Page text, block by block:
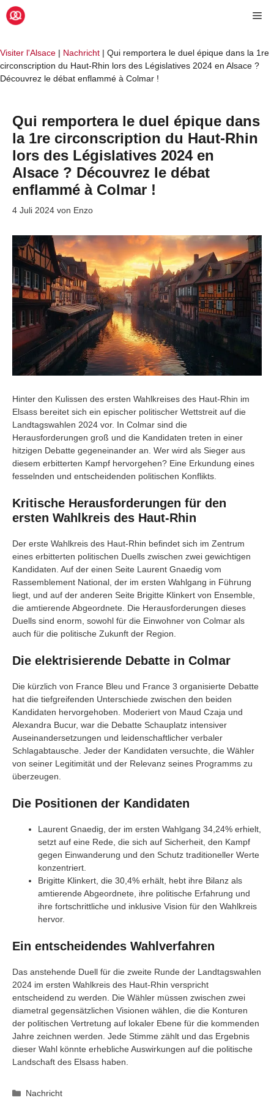
Zum
Inhalt
Visiter l'Alsace | Nachricht | Qui remportera le duel épique dans la 1re
circonscription du Haut-Rhin lors des Législatives 2024 en Alsace ?
Découvrez le débat enflammé à Colmar !
Qui remportera le duel épique dans
la 1re circonscription du Haut-Rhin
lors des Législatives 2024 en
Alsace ? Découvrez le débat
enflammé à Colmar !
4 Juli 2024 von Enzo
Hinter den Kulissen des ersten Wahlkreises des Haut-Rhin im
Elsass bereitet sich ein epischer politischer Wettstreit auf die
Landtagswahlen 2024 vor. In Colmar sind die
Herausforderungen groß und die Kandidaten treten in einer
hitzigen Debatte gegeneinander an. Wer wird als Sieger aus
diesem erbitterten Kampf hervorgehen? Eine Erkundung eines
fesselnden und entscheidenden politischen Konflikts.
Kritische Herausforderungen für den
ersten Wahlkreis des Haut-Rhin
Der erste Wahlkreis des Haut-Rhin befindet sich im Zentrum
eines erbitterten politischen Duells zwischen zwei gewichtigen
Kandidaten. Auf der einen Seite Laurent Gnaedig vom
Rassemblement National, der im ersten Wahlgang in Führung
liegt, und auf der anderen Seite Brigitte Klinkert von Ensemble,
die amtierende Abgeordnete. Die Herausforderungen dieses
Duells sind enorm, sowohl für die Einwohner von Colmar als
auch für die politische Zukunft der Region.
Die elektrisierende Debatte in Colmar
Die kürzlich von France Bleu und France 3 organisierte Debatte
hat die tiefgreifenden Unterschiede zwischen den beiden
Kandidaten hervorgehoben. Moderiert von Maud Czaja und
Alexandra Bucur, war die Debatte Schauplatz intensiver
Auseinandersetzungen und leidenschaftlicher verbaler
Schlagabtausche. Jeder der Kandidaten versuchte, die Wähler
von seiner Legitimität und der Relevanz seines Programms zu
überzeugen.
Die Positionen der Kandidaten
Laurent Gnaedig, der im ersten Wahlgang 34,24% erhielt,
setzt auf eine Rede, die sich auf Sicherheit, den Kampf
gegen Einwanderung und den Schutz traditioneller Werte
konzentriert.
Brigitte Klinkert, die 30,4% erhält, hebt ihre Bilanz als
amtierende Abgeordnete, ihre politische Erfahrung und
ihre fortschrittliche und inklusive Vision für den Wahlkreis
hervor.
Ein entscheidendes Wahlverfahren
Das anstehende Duell für die zweite Runde der Landtagswahlen
2024 im ersten Wahlkreis des Haut-Rhin verspricht
entscheidend zu werden. Die Wähler müssen zwischen zwei
diametral gegensätzlichen Visionen wählen, die die Konturen
der politischen Vertretung auf lokaler Ebene für die kommenden
Jahre zeichnen werden. Jede Stimme zählt und das Ergebnis
dieser Wahl könnte erhebliche Auswirkungen auf die politische
Landschaft des Elsass haben.
Kategorien
Nachricht